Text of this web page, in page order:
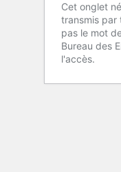
Cet onglet
transmis par
pas le mot
Bureau des
l'accès.